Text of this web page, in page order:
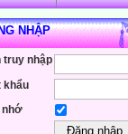
NHẬP
truy nhập
khẩu
nhớ